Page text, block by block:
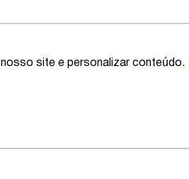
site e personalizar conteúdo.